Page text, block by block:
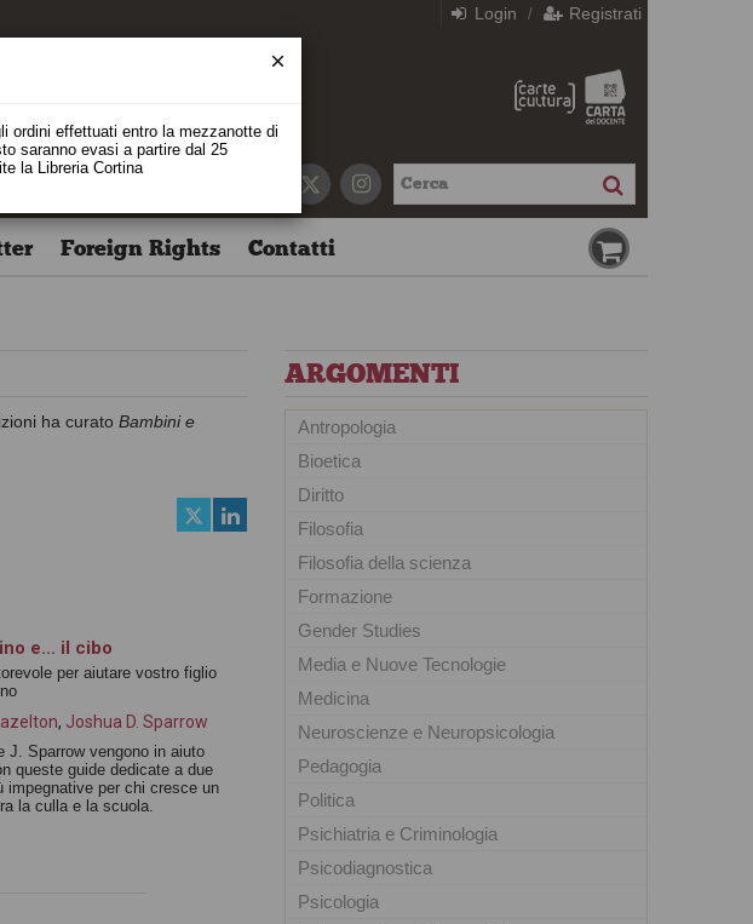
Login / Registrati
Foreign Rights Contatti
ha curato Bambini e
e... il cibo
per aiutare vostro figlio
, Joshua D. Sparrow
J. Sparrow vengono in aiuto
queste guide dedicate a due
impegnative per chi cresce un
la culla e la scuola.
ARGOMENTI
Antropologia
Bioetica
Diritto
Filosofia
Filosofia della scienza
Formazione
Gender Studies
Media e Nuove Tecnologie
Medicina
Neuroscienze e Neuropsicologia
Pedagogia
Politica
Psichiatria e Criminologia
Psicodiagnostica
Psicologia
ordini effettuati entro la mezzanotte di
saranno evasi a partire dal 25
la Libreria Cortina